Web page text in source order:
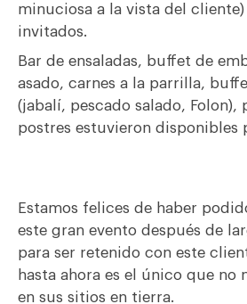
minuciosa a la vista del
invitados.
Bar de ensaladas, buffet de
asado, carnes a la parrilla,
(jabalí, pescado salado, Folon),
postres estuvieron disponibles
Estamos felices de haber
este gran evento después de
para ser retenido con este
hasta ahora es el único que no
en sus sitios en tierra.